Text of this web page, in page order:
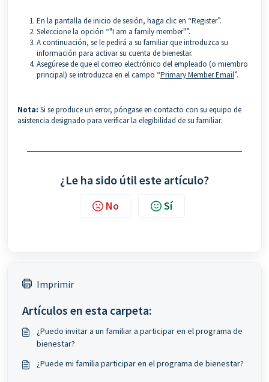
En la pantalla de inicio de sesión, haga clic en “Register”.
Seleccione la opción “"I am a family member"”.
A continuación, se le pedirá a su familiar que introduzca su
información para activar su cuenta de bienestar.
Asegúrese de que el correo electrónico del empleado (o miembro
principal) se introduzca en el campo “Primary Member Email”.
Nota: Si se produce un error, póngase en contacto con su equipo de
asistencia designado para verificar la elegibilidad de su familiar.
¿Le ha sido útil este artículo?
No Sí
Imprimir
Artículos en esta carpeta:
¿Puedo invitar a un familiar a participar en el programa de
bienestar?
¿Puede mi familia participar en el programa de bienestar?